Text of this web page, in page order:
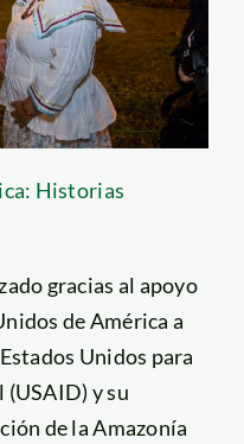
Historias
gracias al apoyo
de América a
Unidos para
y su
de la Amazonía